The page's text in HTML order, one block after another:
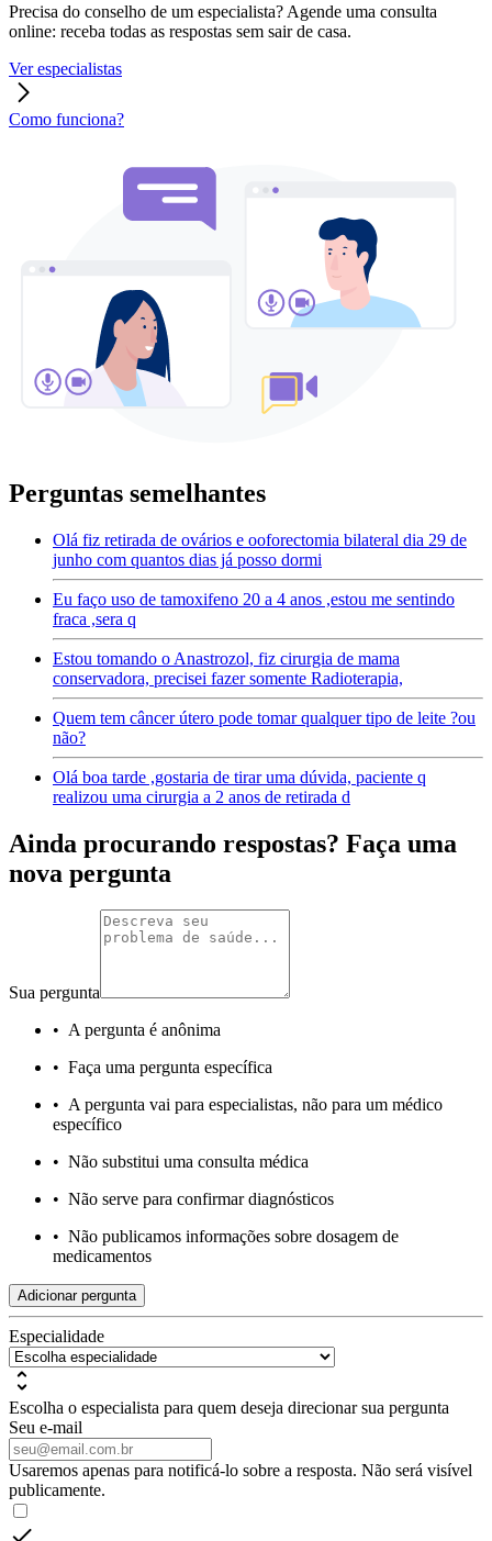
Precisa do conselho de um especialista? Agende uma consulta
online: receba todas as respostas sem sair de casa.
Ver especialistas
Como funciona?
Perguntas semelhantes
Olá fiz retirada de ovários e ooforectomia bilateral dia 29 de
junho com quantos dias já posso dormi
Eu faço uso de tamoxifeno 20 a 4 anos ,estou me sentindo
fraca ,sera q
Estou tomando o Anastrozol, fiz cirurgia de mama
conservadora, precisei fazer somente Radioterapia,
Quem tem câncer útero pode tomar qualquer tipo de leite ?ou
não?
Olá boa tarde ,gostaria de tirar uma dúvida, paciente q
realizou uma cirurgia a 2 anos de retirada d
Ainda procurando respostas? Faça uma
nova pergunta
Sua pergunta
• A pergunta é anônima
• Faça uma pergunta específica
• A pergunta vai para especialistas, não para um médico
específico
• Não substitui uma consulta médica
• Não serve para confirmar diagnósticos
• Não publicamos informações sobre dosagem de
medicamentos
Adicionar pergunta
Especialidade
Escolha o especialista para quem deseja direcionar sua pergunta
Seu e-mail
Usaremos apenas para notificá-lo sobre a resposta. Não será visível
publicamente.